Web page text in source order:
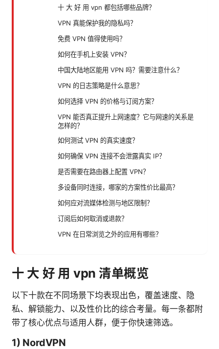
十 大 好 用 vpn 都包括哪些品牌？
VPN 真能保护我的隐私吗？
免费 VPN 值得使用吗？
如何在手机上安装 VPN？
中国大陆地区能用 VPN 吗？需要注意什么？
VPN 的日志策略是什么意思？
如何选择 VPN 的价格与订阅方案？
VPN 能否真正提升上网速度？它与网速的关系是
怎样的？
如何测试 VPN 的真实速度？
如何确保 VPN 连接不会泄露真实 IP？
是否需要在路由器上配置 VPN？
多设备同时连接，哪家的方案性价比最高？
如何应对流媒体检测与地区限制？
订阅后如何取消或退款？
VPN 在日常浏览之外的应用有哪些？
十 大 好 用 vpn 清单概览
以下十款在不同场景下均表现出色，覆盖速度、隐
私、解锁能力、以及性价比的综合考量。每一条都附
带了核心优点与适用人群，便于你快速筛选。
1) NordVPN